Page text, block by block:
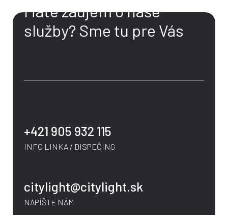
Máte záujem o naše
služby? Sme tu pre Vás
+421 905 932 115
INFO LINKA / DISPEČING
citylight@citylight.sk
NAPÍŠTE NÁM